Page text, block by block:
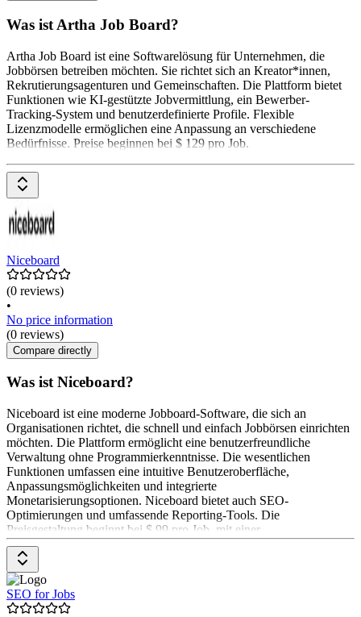
Was ist Artha Job Board?
Artha Job Board ist eine Softwarelösung für Unternehmen, die
Jobbörsen betreiben möchten. Sie richtet sich an Kreator*innen,
Rekrutierungsagenturen und Gemeinschaften. Die Plattform bietet
Funktionen wie KI-gestützte Jobvermittlung, ein Bewerber-
Tracking-System und benutzerdefinierte Profile. Flexible
Lizenzmodelle ermöglichen eine Anpassung an verschiedene
Bedürfnisse. Preise beginnen bei $ 129 pro Job.
Niceboard
(0 reviews)
•
No price information
(0 reviews)
Compare directly
Was ist Niceboard?
Niceboard ist eine moderne Jobboard-Software, die sich an
Organisationen richtet, die schnell und einfach Jobbörsen einrichten
möchten. Die Plattform ermöglicht eine benutzerfreundliche
Verwaltung ohne Programmierkenntnisse. Die wesentlichen
Funktionen umfassen eine intuitive Benutzeroberfläche,
Anpassungsmöglichkeiten und integrierte
Monetarisierungsoptionen. Niceboard bietet auch SEO-
Optimierungen und umfassende Reporting-Tools. Die
Preisgestaltung beginnt bei $ 99 pro Job, mit einer
durchschnittlichen Verkaufsrate von $ 149
SEO for Jobs